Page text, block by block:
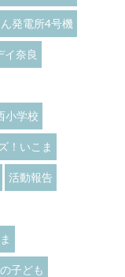
発電所4号機
イ奈良
小学校
！いこま
活動報告
子ども